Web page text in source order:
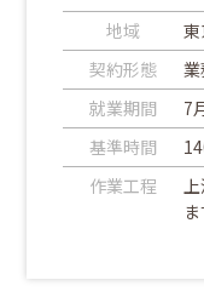
地域
契約形態
就業期間
7
基準時間
作業工程
ま